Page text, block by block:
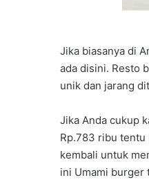
Jika biasanya di
ada disini. Resto
unik dan jarang
Jika Anda cukup
Rp.783 ribu tentu
kembali untuk
ini Umami burger